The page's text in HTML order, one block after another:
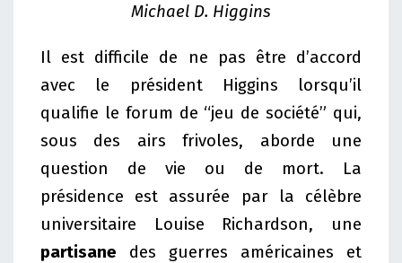
Michael D. Higgins
Il est difficile de ne pas être d’accord
avec le président Higgins lorsqu’il
qualifie le forum de “jeu de société” qui,
sous des airs frivoles, aborde une
question de vie ou de mort. La
présidence est assurée par la célèbre
universitaire Louise Richardson, une
partisane des guerres américaines et